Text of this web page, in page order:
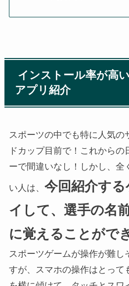
インストール率が高
アプリ紹介
スポーツの中でも特に人気の
ドカップ目前で！これからの
ーで間違いなし！しかし、全
い人は、 今回紹介す
イして、選手の名
に覚えることがで
スポーツゲームが操作が難し
すが、スマホの操作はとって